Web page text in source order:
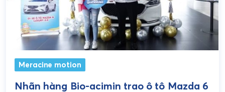
Meracine motion
Nhãn hàng Bio-acimin trao ô tô Mazda 6